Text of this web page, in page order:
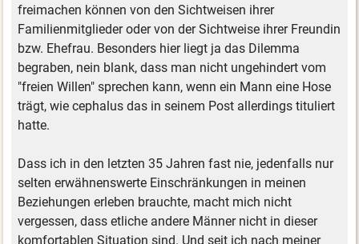
freimachen können von den Sichtweisen ihrer
Familienmitglieder oder von der Sichtweise ihrer Freundin
bzw. Ehefrau. Besonders hier liegt ja das Dilemma
begraben, nein blank, dass man nicht ungehindert vom
"freien Willen" sprechen kann, wenn ein Mann eine Hose
trägt, wie cephalus das in seinem Post allerdings tituliert
hatte.
Dass ich in den letzten 35 Jahren fast nie, jedenfalls nur
selten erwähnenswerte Einschränkungen in meinen
Beziehungen erleben brauchte, macht mich nicht
vergessen, dass etliche andere Männer nicht in dieser
komfortablen Situation sind. Und seit ich nach meiner